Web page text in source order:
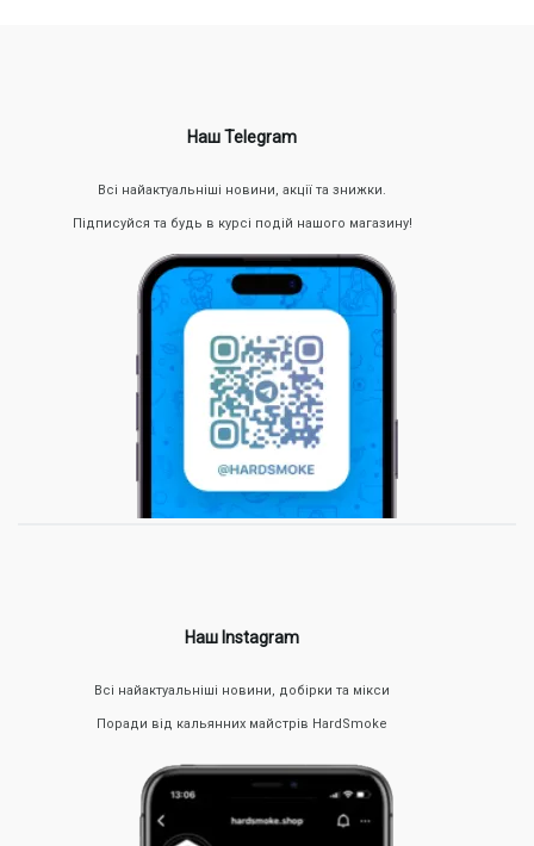
Наш Telegram
Всі найактуальніші новини, акції та знижки.
Підписуйся та будь в курсі подій нашого магазину!
Наш Instagram
Всі найактуальніші новини, добірки та мікси
Поради від кальянних майстрів HardSmoke